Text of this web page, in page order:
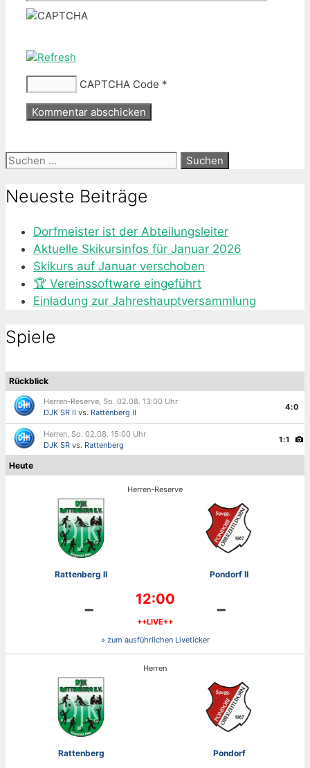
CAPTCHA Code *
Suche
Neueste Beiträge
Dorfmeister ist der Abteilungsleiter
Aktuelle Skikursinfos für Januar 2026
Skikurs auf Januar verschoben
🏆 Vereinssoftware eingeführt
Einladung zur Jahreshauptversammlung
Spiele
Rückblick
Herren-Reserve, So. 02.08. 13:00 Uhr
DJK SR II vs. Rattenberg II
4:0
Herren, So. 02.08. 15:00 Uhr
DJK SR vs. Rattenberg
1:1
Heute
Herren-Reserve
Rattenberg II Pondorf II
- 12:00
++LIVE++ -
» zum ausführlichen Liveticker
Herren
Rattenberg Pondorf